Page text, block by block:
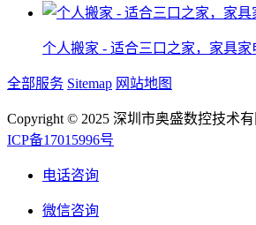
个人搬家 - 适合三口之家，家具家
全部服务 Sitemap 网站地图
Copyright © 2025 深圳市奥盛数控技术
ICP备17015996号
电话咨询
微信咨询